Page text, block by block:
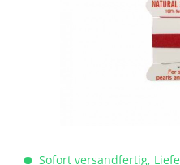
Sofort versandfertig,